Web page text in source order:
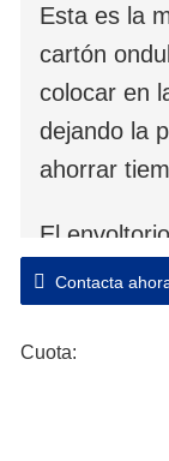
Esta es la
cartón
colocar en
dejando la
ahorrar
El
prueba de
embalaje,
y reduce la
Contacta
Cuota: